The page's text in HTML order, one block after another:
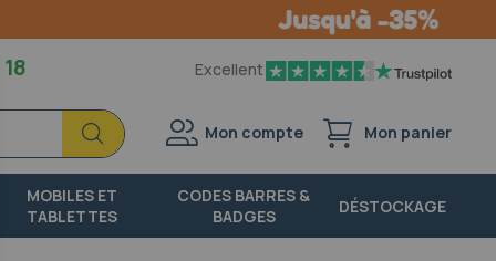
18 Excellent
Chercher
Chercher
Mon compte Mon panier
MOBILES ET
TABLETTES
CODES BARRES &
BADGES
DÉSTOCKAGE